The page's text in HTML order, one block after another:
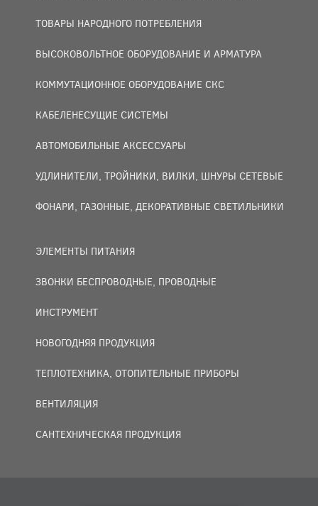
ТОВАРЫ НАРОДНОГО ПОТРЕБЛЕНИЯ
ВЫСОКОВОЛЬТНОЕ ОБОРУДОВАНИЕ И АРМАТУРА
КОММУТАЦИОННОЕ ОБОРУДОВАНИЕ СКС
КАБЕЛЕНЕСУЩИЕ СИСТЕМЫ
АВТОМОБИЛЬНЫЕ АКСЕССУАРЫ
УДЛИНИТЕЛИ, ТРОЙНИКИ, ВИЛКИ, ШНУРЫ СЕТЕВЫЕ
ФОНАРИ, ГАЗОННЫЕ, ДЕКОРАТИВНЫЕ СВЕТИЛЬНИКИ
ЭЛЕМЕНТЫ ПИТАНИЯ
ЗВОНКИ БЕСПРОВОДНЫЕ, ПРОВОДНЫЕ
ИНСТРУМЕНТ
НОВОГОДНЯЯ ПРОДУКЦИЯ
ТЕПЛОТЕХНИКА, ОТОПИТЕЛЬНЫЕ ПРИБОРЫ
ВЕНТИЛЯЦИЯ
САНТЕХНИЧЕСКАЯ ПРОДУКЦИЯ